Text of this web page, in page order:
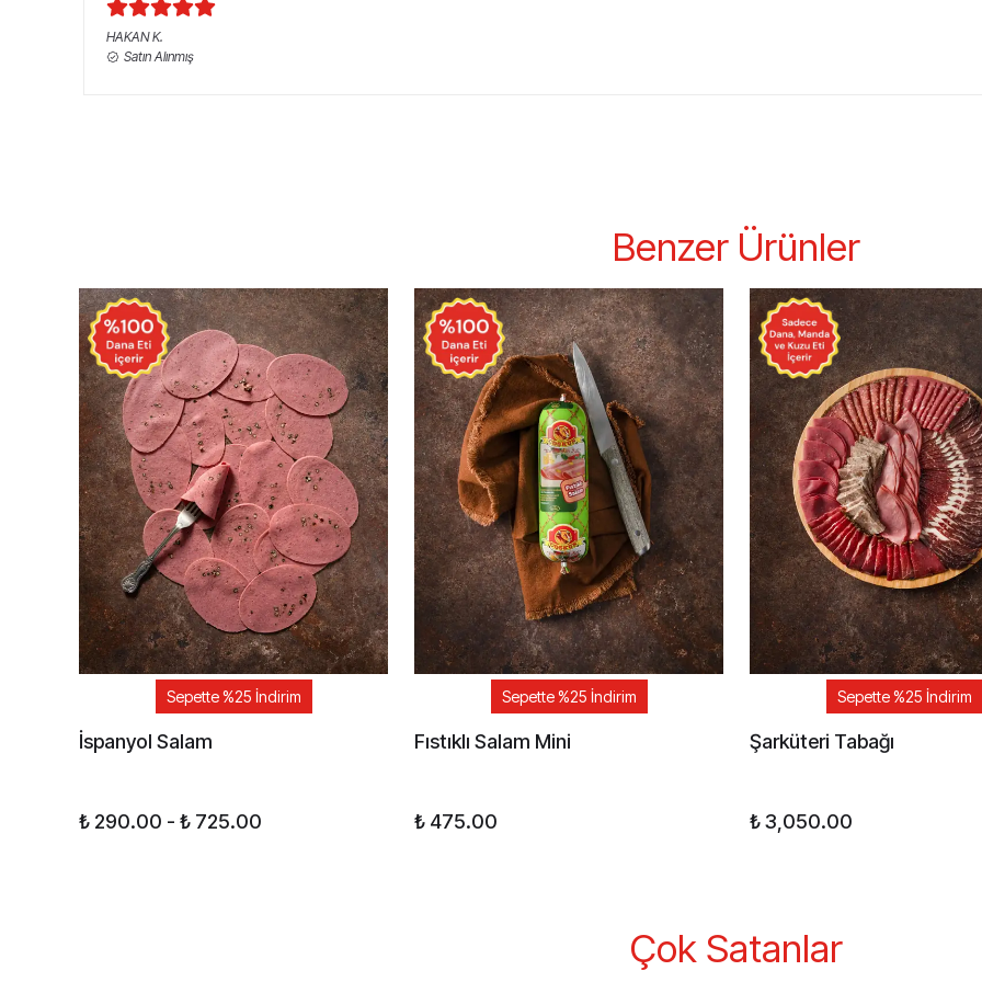
HAKAN K.
Satın Alınmış
Benzer Ürünler
Sepette %25 İndirim
İspanyol Salam
₺ 290.00 - ₺ 725.00
Sepette %25 İndirim
Fıstıklı Salam Mini
₺ 475.00
Sepette %25 İndirim
Şarküteri Tabağı
₺ 3,050.00
Çok Satanlar